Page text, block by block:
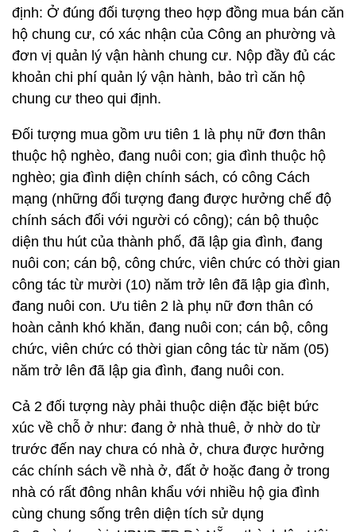
định: Ở đúng đối tượng theo hợp đồng mua bán căn
hộ chung cư, có xác nhận của Công an phường và
đơn vị quản lý vận hành chung cư. Nộp đầy đủ các
khoản chi phí quản lý vận hành, bảo trì căn hộ
chung cư theo qui định.
Đối tượng mua gồm ưu tiên 1 là phụ nữ đơn thân
thuộc hộ nghèo, đang nuôi con; gia đình thuộc hộ
nghèo; gia đình diện chính sách, có công Cách
mạng (những đối tượng đang được hưởng chế độ
chính sách đối với người có công); cán bộ thuộc
diện thu hút của thành phố, đã lập gia đình, đang
nuôi con; cán bộ, công chức, viên chức có thời gian
công tác từ mười (10) năm trở lên đã lập gia đình,
đang nuôi con. Ưu tiên 2 là phụ nữ đơn thân có
hoàn cảnh khó khăn, đang nuôi con; cán bộ, công
chức, viên chức có thời gian công tác từ năm (05)
năm trở lên đã lập gia đình, đang nuôi con.
Cả 2 đối tượng này phải thuộc diện đặc biệt bức
xúc về chỗ ở như: đang ở nhà thuê, ở nhờ do từ
trước đến nay chưa có nhà ở, chưa được hưởng
các chính sách về nhà ở, đất ở hoặc đang ở trong
nhà có rất đông nhân khẩu với nhiều hộ gia đình
cùng chung sống trên diện tích sử dụng